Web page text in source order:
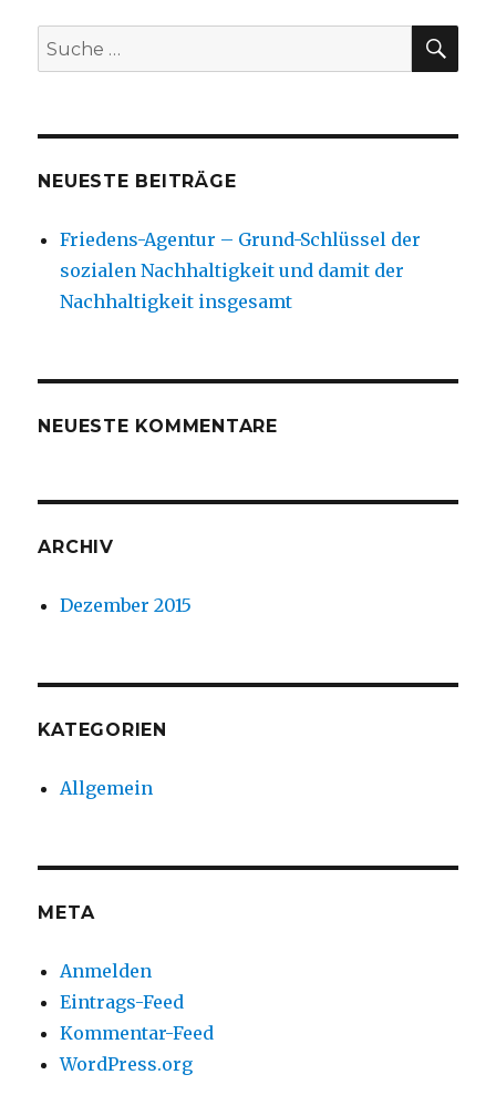
Suche
nach:
NEUESTE BEITRÄGE
Friedens-Agentur – Grund-Schlüssel der
sozialen Nachhaltigkeit und damit der
Nachhaltigkeit insgesamt
NEUESTE KOMMENTARE
ARCHIV
Dezember 2015
KATEGORIEN
Allgemein
META
Anmelden
Eintrags-Feed
Kommentar-Feed
WordPress.org